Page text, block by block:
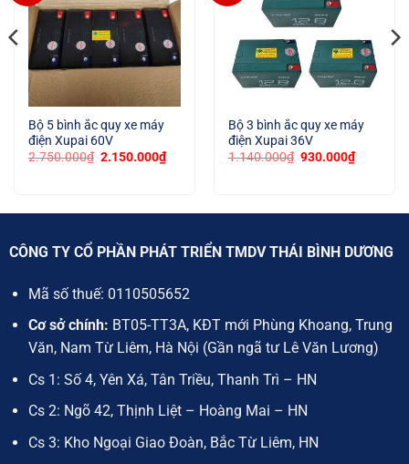
Bộ 5 bình ắc quy xe máy
điện Xupai 60V
2.750.000₫ Giá
2.150.000₫Giá
hiện
Bộ 3 bình ắc quy xe máy
điện Xupai 36V
1.140.000₫ Giá
930.000₫Giá
hiện
CÔNG TY CỔ PHẦN PHÁT TRIỂN TMDV THÁI BÌNH DƯƠNG
Mã số thuế: 0110505652
Cơ sở chính: BT05-TT3A, KĐT mới Phùng Khoang, Trung
Văn, Nam Từ Liêm, Hà Nội (Gần ngã tư Lê Văn Lương)
Cs 1: Số 4, Yên Xá, Tân Triều, Thanh Trì – HN
Cs 2: Ngõ 42, Thịnh Liệt – Hoàng Mai – HN
Cs 3: Kho Ngoại Giao Đoàn, Bắc Từ Liêm, HN